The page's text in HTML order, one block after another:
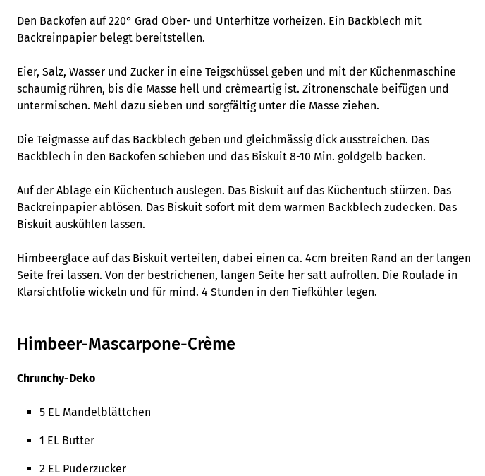
Den Backofen auf 220° Grad Ober- und Unterhitze vorheizen. Ein Backblech mit
Backreinpapier belegt bereitstellen.
Eier, Salz, Wasser und Zucker in eine Teigschüssel geben und mit der Küchenmaschine
schaumig rühren, bis die Masse hell und crèmeartig ist. Zitronenschale beifügen und
untermischen. Mehl dazu sieben und sorgfältig unter die Masse ziehen.
Die Teigmasse auf das Backblech geben und gleichmässig dick ausstreichen. Das
Backblech in den Backofen schieben und das Biskuit 8-10 Min. goldgelb backen.
Auf der Ablage ein Küchentuch auslegen. Das Biskuit auf das Küchentuch stürzen. Das
Backreinpapier ablösen. Das Biskuit sofort mit dem warmen Backblech zudecken. Das
Biskuit auskühlen lassen.
Himbeerglace auf das Biskuit verteilen, dabei einen ca. 4cm breiten Rand an der langen
Seite frei lassen. Von der bestrichenen, langen Seite her satt aufrollen. Die Roulade in
Klarsichtfolie wickeln und für mind. 4 Stunden in den Tiefkühler legen.
Himbeer-Mascarpone-Crème
Chrunchy-Deko
5 EL Mandelblättchen
1 EL Butter
2 EL Puderzucker